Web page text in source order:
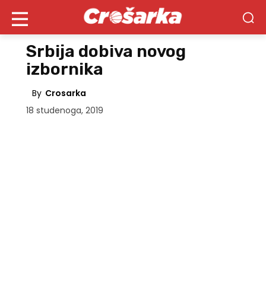
Srbija dobiva novog
izbornika
By Crosarka
18 studenoga, 2019